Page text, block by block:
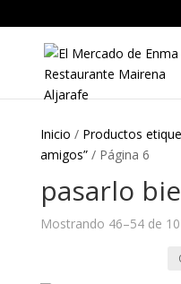
Inicio / Productos
amigos”/ Página 6
pasarlo
Mostrando 46–54 de